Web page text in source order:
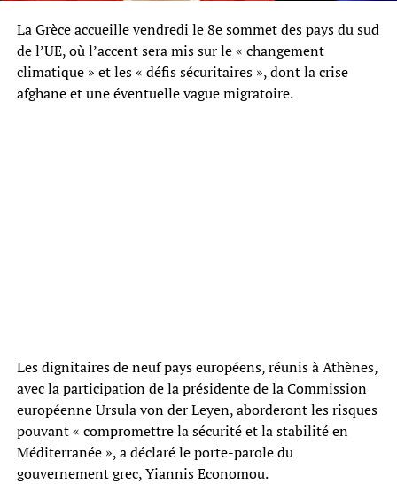
La Grèce accueille vendredi le 8e sommet des pays du sud
de l’UE, où l’accent sera mis sur le « changement
climatique » et les « défis sécuritaires », dont la crise
afghane et une éventuelle vague migratoire.
Les dignitaires de neuf pays européens, réunis à Athènes,
avec la participation de la présidente de la Commission
européenne Ursula von der Leyen, aborderont les risques
pouvant « compromettre la sécurité et la stabilité en
Méditerranée », a déclaré le porte-parole du
gouvernement grec, Yiannis Economou.